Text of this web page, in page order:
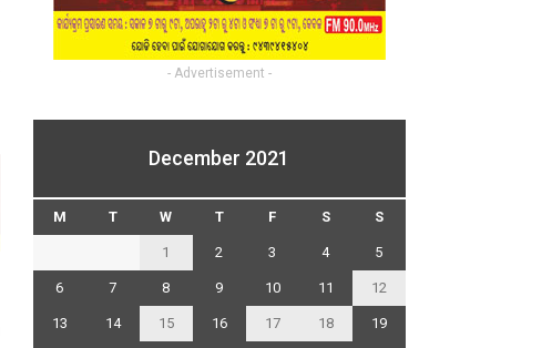
- Advertisement -
December 2021
M T W T F S S
1 2 3 4 5
6 7 8 9 10 11 12
13 14 15 16 17 18 19